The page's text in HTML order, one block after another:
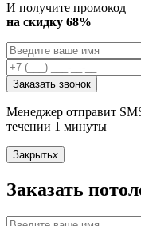
И получите промокод
на скидку 68%
Заказать звонок
Менеджер отправит
течении 1 минуты
Закрытьx
Заказать